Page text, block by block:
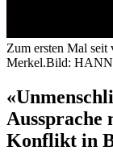
Zum ersten Mal seit
Merkel.Bild:
Konflikt in